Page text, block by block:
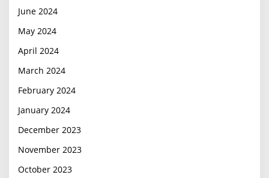
June 2024
May 2024
April 2024
March 2024
February 2024
January 2024
December 2023
November 2023
October 2023